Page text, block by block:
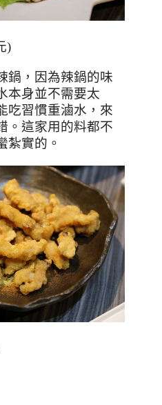
)
鍋，因為辣鍋的味
本身並不需要太
吃習慣重滷水，來
。這家用的料都不
紮實的。